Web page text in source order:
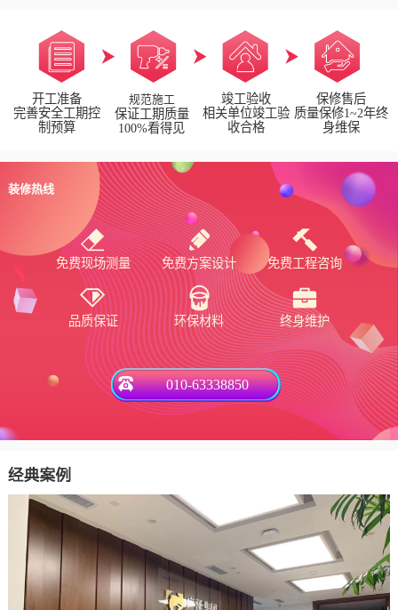
开工准备
完善安全工期控
制预算
规范施工
保证工期质量
100%看得见
竣工验收
相关单位竣工验
收合格
保修售后
质量保修1~2年终
身维保
装修热线
免费现场测量 免费方案设计 免费工程咨询
品质保证 环保材料 终身维护
010-63338850